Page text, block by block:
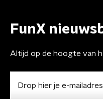
FunX
Altijd op de hoogte van